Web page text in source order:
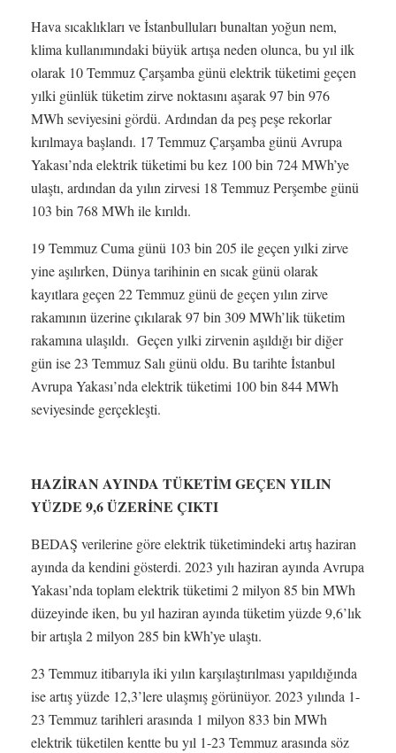
Hava sıcaklıkları ve İstanbulluları bunaltan yoğun nem,
klima kullanımındaki büyük artışa neden olunca, bu yıl ilk
olarak 10 Temmuz Çarşamba günü elektrik tüketimi geçen
yılki günlük tüketim zirve noktasını aşarak 97 bin 976
MWh seviyesini gördü. Ardından da peş peşe rekorlar
kırılmaya başlandı. 17 Temmuz Çarşamba günü Avrupa
Yakası’nda elektrik tüketimi bu kez 100 bin 724 MWh’ye
ulaştı, ardından da yılın zirvesi 18 Temmuz Perşembe günü
103 bin 768 MWh ile kırıldı.
19 Temmuz Cuma günü 103 bin 205 ile geçen yılki zirve
yine aşılırken, Dünya tarihinin en sıcak günü olarak
kayıtlara geçen 22 Temmuz günü de geçen yılın zirve
rakamının üzerine çıkılarak 97 bin 309 MWh’lik tüketim
rakamına ulaşıldı. Geçen yılki zirvenin aşıldığı bir diğer
gün ise 23 Temmuz Salı günü oldu. Bu tarihte İstanbul
Avrupa Yakası’nda elektrik tüketimi 100 bin 844 MWh
seviyesinde gerçekleşti.
HAZİRAN AYINDA TÜKETİM GEÇEN YILIN
YÜZDE 9,6 ÜZERİNE ÇIKTI
BEDAŞ verilerine göre elektrik tüketimindeki artış haziran
ayında da kendini gösterdi. 2023 yılı haziran ayında Avrupa
Yakası’nda toplam elektrik tüketimi 2 milyon 85 bin MWh
düzeyinde iken, bu yıl haziran ayında tüketim yüzde 9,6’lık
bir artışla 2 milyon 285 bin kWh’ye ulaştı.
23 Temmuz itibarıyla iki yılın karşılaştırılması yapıldığında
ise artış yüzde 12,3’lere ulaşmış görünüyor. 2023 yılında 1-
23 Temmuz tarihleri arasında 1 milyon 833 bin MWh
elektrik tüketilen kentte bu yıl 1-23 Temmuz arasında söz